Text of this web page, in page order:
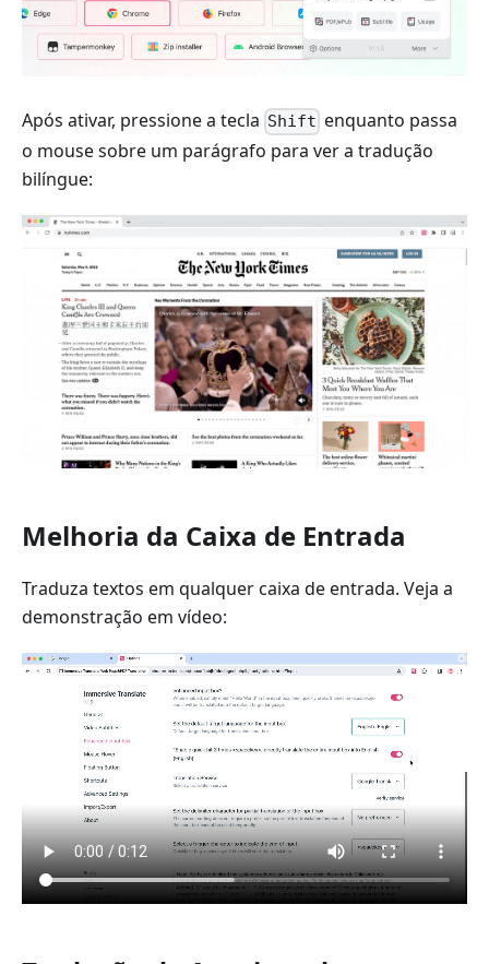
Após ativar, pressione a tecla Shift enquanto passa
o mouse sobre um parágrafo para ver a tradução
bilíngue:
Melhoria da Caixa de Entrada
Traduza textos em qualquer caixa de entrada. Veja a
demonstração em vídeo: